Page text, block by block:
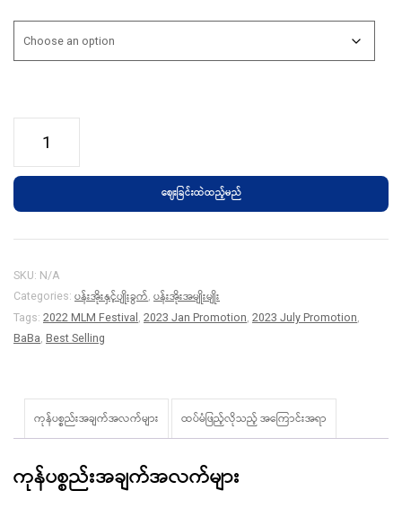
AR-
ဈေးခြင်းထဲထည့်မည်
SKU: N/A
Categories: ပန်းအိုးနှင့်ပျိုးခွက်, ပန်းအိုးအမျိုးမျိုး
Tags: 2022 MLM Festival , 2023 Jan Promotion, 2023 July Promotion,
BaBa, Best Selling
ကုန်ပစ္စည်းအချက်အလက်များ ထပ်မံဖြည့်လိုသည့် အ‌ကြောင်းအရာ
ကုန်ပစ္စည်းအချက်အလက်များ